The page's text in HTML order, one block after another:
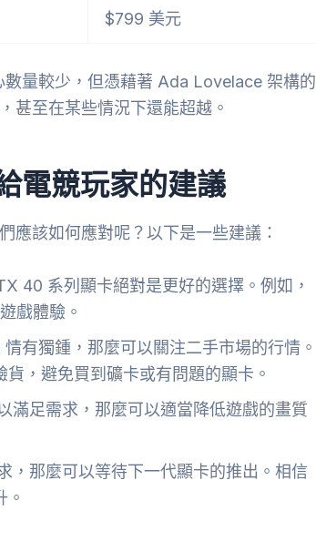
$799 美元
量較少，但憑藉著 Ada Lovelace 架構的
甚至在某些情況下還能超越。
電競玩家的建議
應該如何應對呢？以下是一些建議：
40 系列顯卡絕對是更好的選擇。例如，
戲體驗。
有獨鍾，那麼可以關注二手市場的行情。
，避免買到礦卡或有問題的顯卡。
滿足需求，那麼可以適當降低遊戲的畫質
，那麼可以等待下一代顯卡的推出。相信